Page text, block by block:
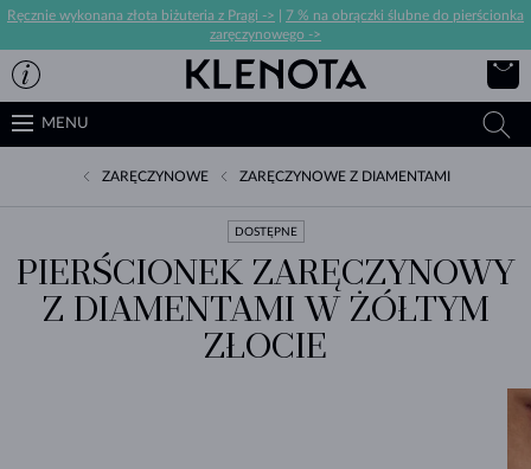
Ręcznie wykonana złota biżuteria z Pragi ->
7 % na obrączki ślubne do pierścionka
zaręczynowego ->
MENU
ZARĘCZYNOWE ZARĘCZYNOWE Z DIAMENTAMI
DOSTĘPNE
PIERŚCIONEK ZARĘCZYNOWY
Z DIAMENTAMI W ŻÓŁTYM
ZŁOCIE